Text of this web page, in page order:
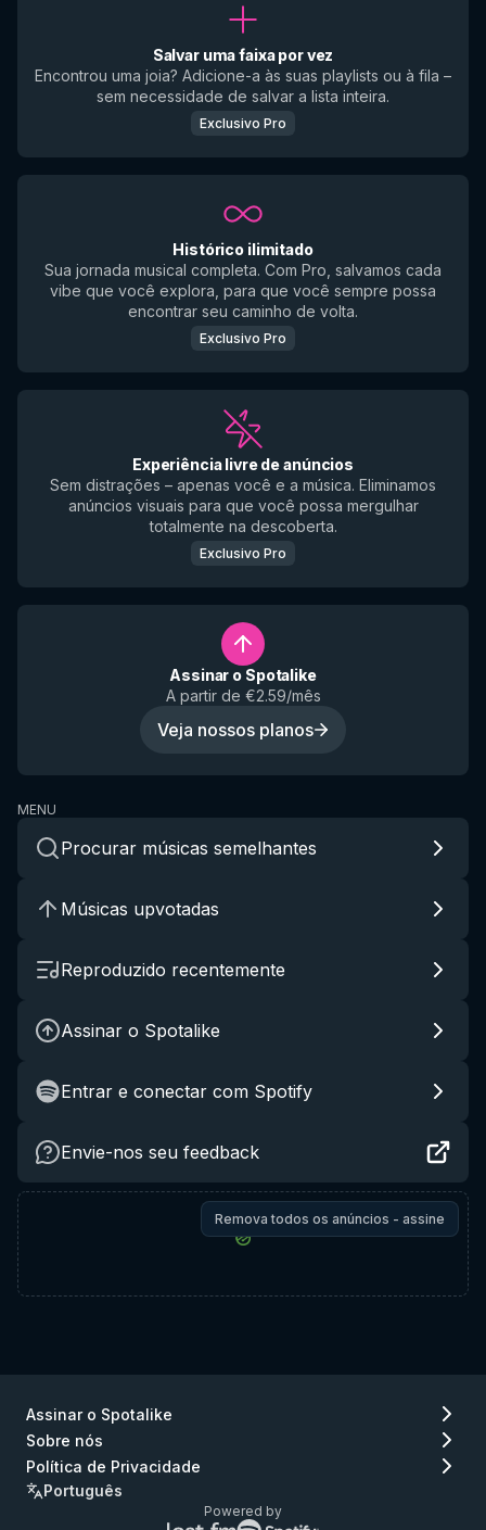
Salvar uma faixa por vez
Encontrou uma joia? Adicione-a às suas playlists ou à fila –
sem necessidade de salvar a lista inteira.
Exclusivo Pro
Histórico ilimitado
Sua jornada musical completa. Com Pro, salvamos cada
vibe que você explora, para que você sempre possa
encontrar seu caminho de volta.
Exclusivo Pro
Experiência livre de anúncios
Sem distrações – apenas você e a música. Eliminamos
anúncios visuais para que você possa mergulhar
totalmente na descoberta.
Exclusivo Pro
Assinar o Spotalike
A partir de €2.59/mês
Veja nossos planos
MENU
Procurar músicas semelhantes
Músicas upvotadas
Reproduzido recentemente
Assinar o Spotalike
Entrar e conectar com Spotify
Envie-nos seu feedback
Remova todos os anúncios - assine
Assinar o Spotalike
Sobre nós
Política de Privacidade
Português
Powered by